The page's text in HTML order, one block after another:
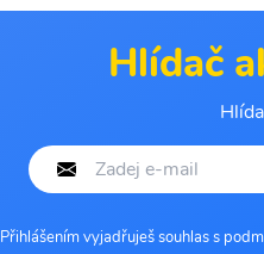
Hlídač
Přihlášením vyjadřuješ souhlas s